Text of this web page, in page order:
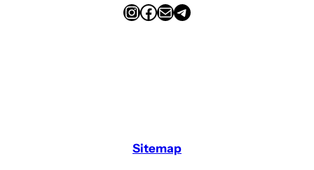
InstagramFacebook Email Telegram
Sitemap